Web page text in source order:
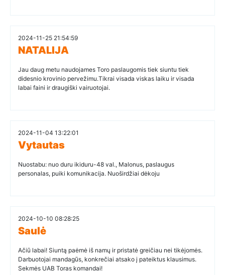
2024-11-25 21:54:59
NATALIJA
Jau daug metu naudojames Toro paslaugomis tiek siuntu tiek
didesnio krovinio pervežimu.Tikrai visada viskas laiku ir visada
labai faini ir draugiški vairuotojai.
2024-11-04 13:22:01
Vytautas
Nuostabu: nuo duru ikiduru-48 val., Malonus, paslaugus
personalas, puiki komunikacija. Nuoširdžiai dėkoju
2024-10-10 08:28:25
Saulė
Ačiū labai! Siuntą paėmė iš namų ir pristatė greičiau nei tikėjomės.
Darbuotojai mandagūs, konkrečiai atsako į pateiktus klausimus.
Sekmės UAB Toras komandai!